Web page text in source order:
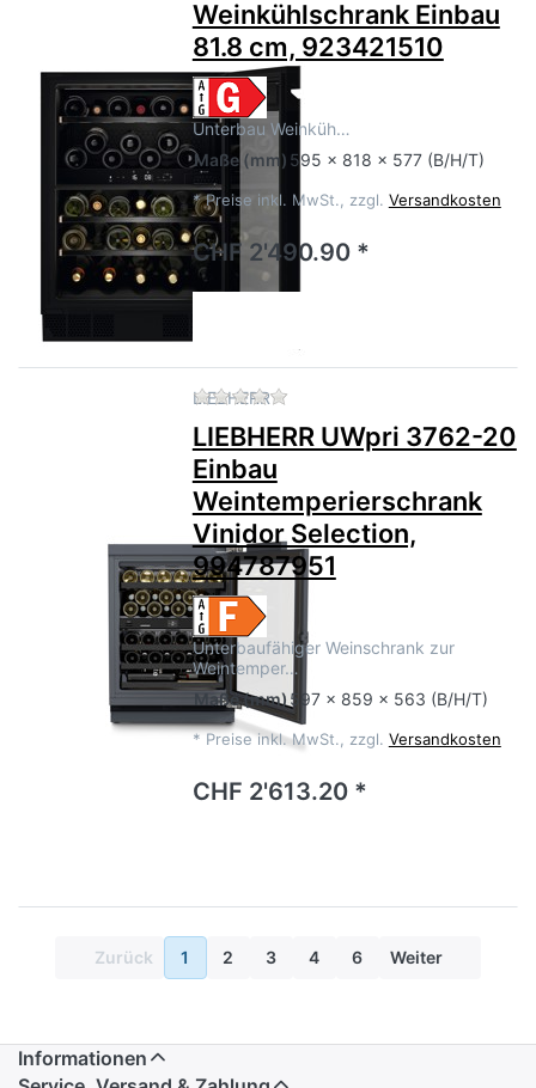
Weinkühlschrank Einbau
81.8 cm, 923421510
Unterbau Weinküh…
Maße (mm) 595 x 818 x 577 (B/H/T)
* Preise inkl. MwSt., zzgl. Versandkosten
CHF 2'490.90 *
LIEBHERR Zu diesem Produkt liegen
LIEBHERR UWpri 3762-20
Einbau
Weintemperierschrank
Vinidor Selection,
994787951
Unterbaufähiger Weinschrank zur
Weintemper…
Maße(mm) 597 x 859 x 563 (B/H/T)
* Preise inkl. MwSt., zzgl. Versandkosten
CHF 2'613.20 *
Zurück 1 2 3 4 6 Weiter
Informationen